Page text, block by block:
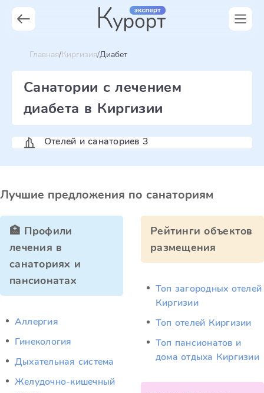
Главная Киргизия Диабет
Санатории с лечением
диабета в Киргизии
Отелей и санаториев 3
Лучшие предложения по санаториям
🏥 Профили
лечения в
санаториях и
пансионатах
Аллергия
Гинекология
Дыхательная система
Желудочно-кишечный
Рейтинги объектов
размещения
Топ загородных отелей
Киргизии
Топ отелей Киргизии
Топ пансионатов и
дома отдыха Киргизии